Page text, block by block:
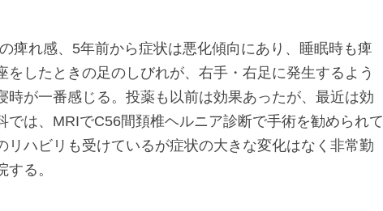
痺れ感、5年前から症状は悪化傾向にあり、睡眠時も痺
したときの足のしびれが、右手・右足に発生するよう
が一番感じる。投薬も以前は効果あったが、最近は効
は、MRIでC56間頚椎ヘルニア診断で手術を勧められて
ハビリも受けているが症状の大きな変化はなく非常勤
る。